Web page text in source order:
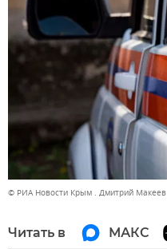
© РИА Новости Крым . Дмитрий Макеев
Читать в МАКС